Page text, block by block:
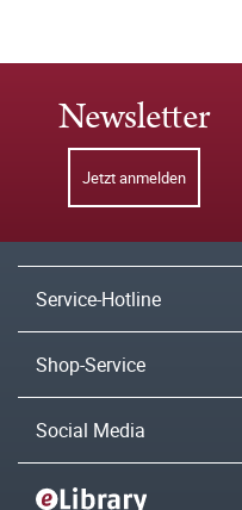
Newsletter
Jetzt anmelden
Service-Hotline
Shop-Service
Social Media